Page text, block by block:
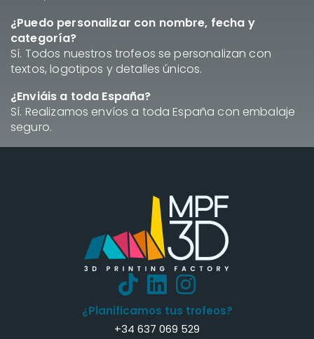
¿Puedo personalizar con nombre, fecha y
categoría?
Sí. Todos nuestros trofeos se personalizan con
textos, logotipos y detalles únicos.
¿Enviáis a toda España?
Sí. Realizamos envíos a toda España con embalaje
seguro.
¿Planificamos tus trofeos?
+34 637 069 529